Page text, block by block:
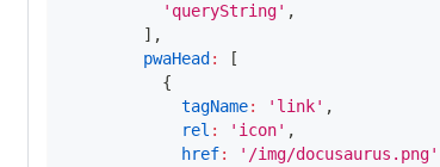
'queryString' ,
] ,
pwaHead :
[
{
tagName: 'link' ,
rel : 'icon' ,
href: '/img/docusaurus.png'